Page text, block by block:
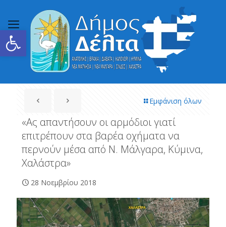
Ανοίξτε τη γραμμή εργαλείων
Εμφάνιση όλων
«Ας απαντήσουν οι αρμόδιοι γιατί
επιτρέπουν στα βαρέα οχήματα να
περνούν μέσα από Ν. Μάλγαρα, Κύμινα,
Χαλάστρα»
28 Νοεμβρίου 2018